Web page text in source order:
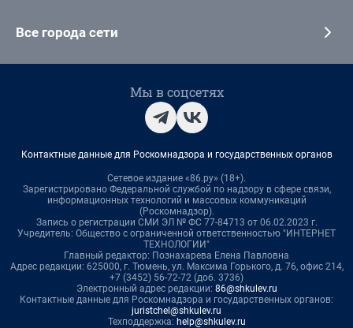
Все города сети
Мы в соцсетях
Контактные данные для Роскомнадзора и государственных органов
Сетевое издание «86.ру» (18+).
Зарегистрировано Федеральной службой по надзору в сфере связи,
информационных технологий и массовых коммуникаций
(Роскомнадзор).
Запись о регистрации СМИ ЭЛ № ФС 77-84713 от 06.02.2023 г.
Учредитель: Общество с ограниченной ответственностью "ИНТЕРНЕТ
ТЕХНОЛОГИИ"
Главный редактор: Познахарева Елена Павловна
Адрес редакции: 625000, г. Тюмень, ул. Максима Горького, д. 76, офис 214,
+7 (3452) 56-72-72 (доб. 3736)
Электронный адрес редакции: 86@shkulev.ru
Контактные данные для Роскомнадзора и государственных органов:
juristchel@shkulev.ru
Техподдержка: help@shkulev.ru